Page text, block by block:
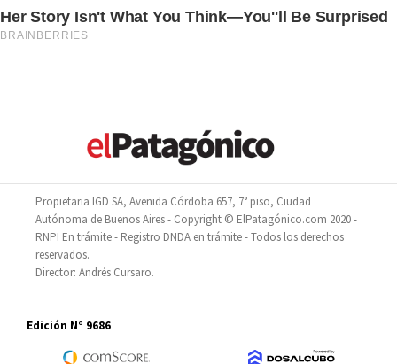
Propietaria IGD SA, Avenida Córdoba 657, 7° piso, Ciudad
Autónoma de Buenos Aires - Copyright © ElPatagónico.com 2020 -
RNPI En trámite - Registro DNDA en trámite - Todos los derechos
reservados.
Director: Andrés Cursaro.
Edición N° 9686